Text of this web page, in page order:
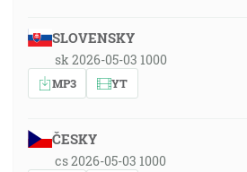
SLOVENSKY
sk 2026-05-03 1000
MP3 YT
ČESKY
cs 2026-05-03 1000